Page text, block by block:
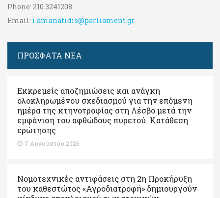
Phone: 210 3241208
Email: i.amanatidis@parliament.gr
ΠΡΟΣΦΑΤΑ ΝΕΑ
Εκκρεμείς αποζημιώσεις και ανάγκη
ολοκληρωμένου σχεδιασμού για την επόμενη
ημέρα της κτηνοτροφίας στη Λέσβο μετά την
εμφάνιση του αφθώδους πυρετού. Kατάθεση
ερώτησης
7 Αυγούστου 2026
Νομοτεχνικές αντιφάσεις στη 2η Προκήρυξη
του καθεστώτος «Αγροδιατροφή» δημιουργούν